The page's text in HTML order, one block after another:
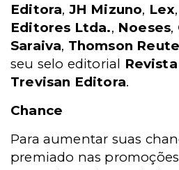
Editora, JH Mizuno, Lex,
Editores Ltda., Noeses,
Saraiva, Thomson
seu selo editorial
Trevisan Editora.
Chance
Para aumentar suas
premiado nas